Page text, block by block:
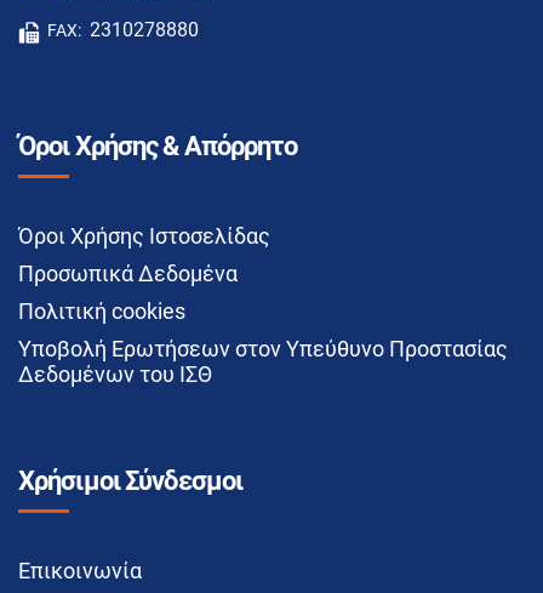
FAX: 2310278880
Όροι Χρήσης & Απόρρητο
Όροι Χρήσης Ιστοσελίδας
Προσωπικά Δεδομένα
Πολιτική cookies
Υποβολή Ερωτήσεων στον Υπεύθυνο Προστασίας
Δεδομένων του ΙΣΘ
Χρήσιμοι Σύνδεσμοι
Επικοινωνία